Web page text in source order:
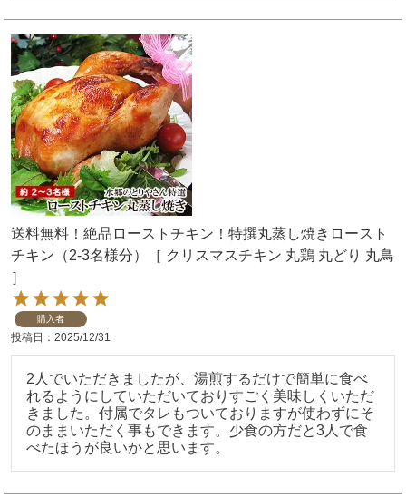
送料無料！絶品ローストチキン！特撰丸蒸し焼きロースト
チキン（2-3名様分）［ クリスマスチキン 丸鶏 丸どり 丸鳥
］
購入者
投稿日 2025/12/31
2人でいただきましたが、湯煎するだけで簡単に食べ
れるようにしていただいておりすごく美味しくいただ
きました。付属でタレもついておりますが使わずにそ
のままいただく事もできます。少食の方だと3人で食